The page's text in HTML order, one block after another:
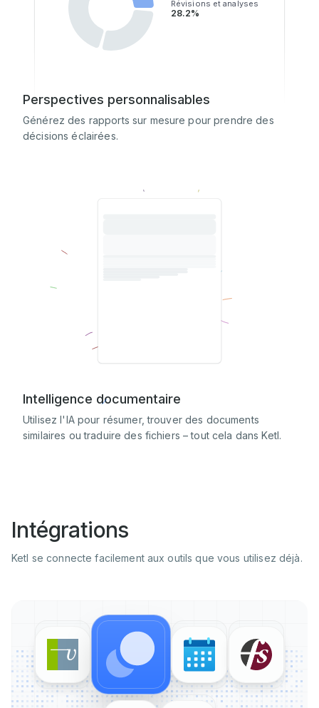
Révisions et analyses
28.2%
Perspectives personnalisables
Générez des rapports sur mesure pour prendre des
décisions éclairées.
Intelligence documentaire
Utilisez l'IA pour résumer, trouver des documents
similaires ou traduire des fichiers – tout cela dans Ketl.
Intégrations
Ketl se connecte facilement aux outils que vous utilisez déjà.